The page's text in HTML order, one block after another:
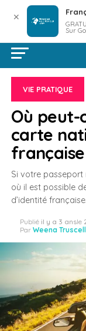
VIE PRATIQUE
Où peut-
carte
Si votre passeport
où il est possible
d’identité française.
Publié il y a 3 ansle
Par Weena
✕
Sur